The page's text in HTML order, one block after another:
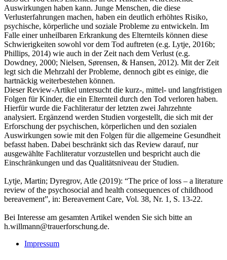
Auswirkungen haben kann. Junge Menschen, die diese
Verlusterfahrungen machen, haben ein deutlich erhöhtes Risiko,
psychische, körperliche und soziale Probleme zu entwickeln. Im
Falle einer unheilbaren Erkrankung des Elternteils können diese
Schwierigkeiten sowohl vor dem Tod auftreten (e.g. Lytje, 2016b;
Phillips, 2014) wie auch in der Zeit nach dem Verlust (e.g.
Dowdney, 2000; Nielsen, Sørensen, & Hansen, 2012). Mit der Zeit
legt sich die Mehrzahl der Probleme, dennoch gibt es einige, die
hartnäckig weiterbestehen können.
Dieser Review-Artikel untersucht die kurz-, mittel- und langfristigen
Folgen für Kinder, die ein Elternteil durch den Tod verloren haben.
Hierfür wurde die Fachliteratur der letzten zwei Jahrzehnte
analysiert. Ergänzend werden Studien vorgestellt, die sich mit der
Erforschung der psychischen, körperlichen und den sozialen
Auswirkungen sowie mit den Folgen für die allgemeine Gesundheit
befasst haben. Dabei beschränkt sich das Review darauf, nur
ausgewählte Fachliteratur vorzustellen und bespricht auch die
Einschränkungen und das Qualitätsniveau der Studien.
Lytje, Martin; Dyregrov, Atle (2019): “The price of loss – a literature
review of the psychosocial and health consequences of childhood
bereavement”, in: Bereavement Care, Vol. 38, Nr. 1, S. 13-22.
Bei Interesse am gesamten Artikel wenden Sie sich bitte an
h.willmann@trauerforschung.de.
Impressum